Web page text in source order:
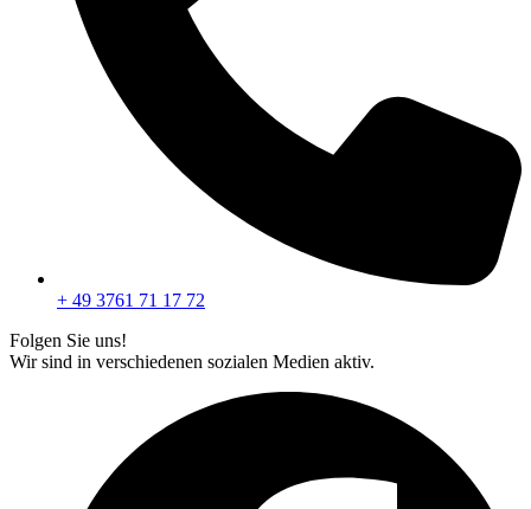
+ 49 3761 71 17 72
Folgen Sie uns!
Wir sind in verschiedenen sozialen Medien aktiv.